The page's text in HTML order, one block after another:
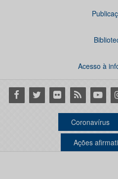
Acesso à
Facebook
Twitter Flickr RSS
Coronavírus
Ações